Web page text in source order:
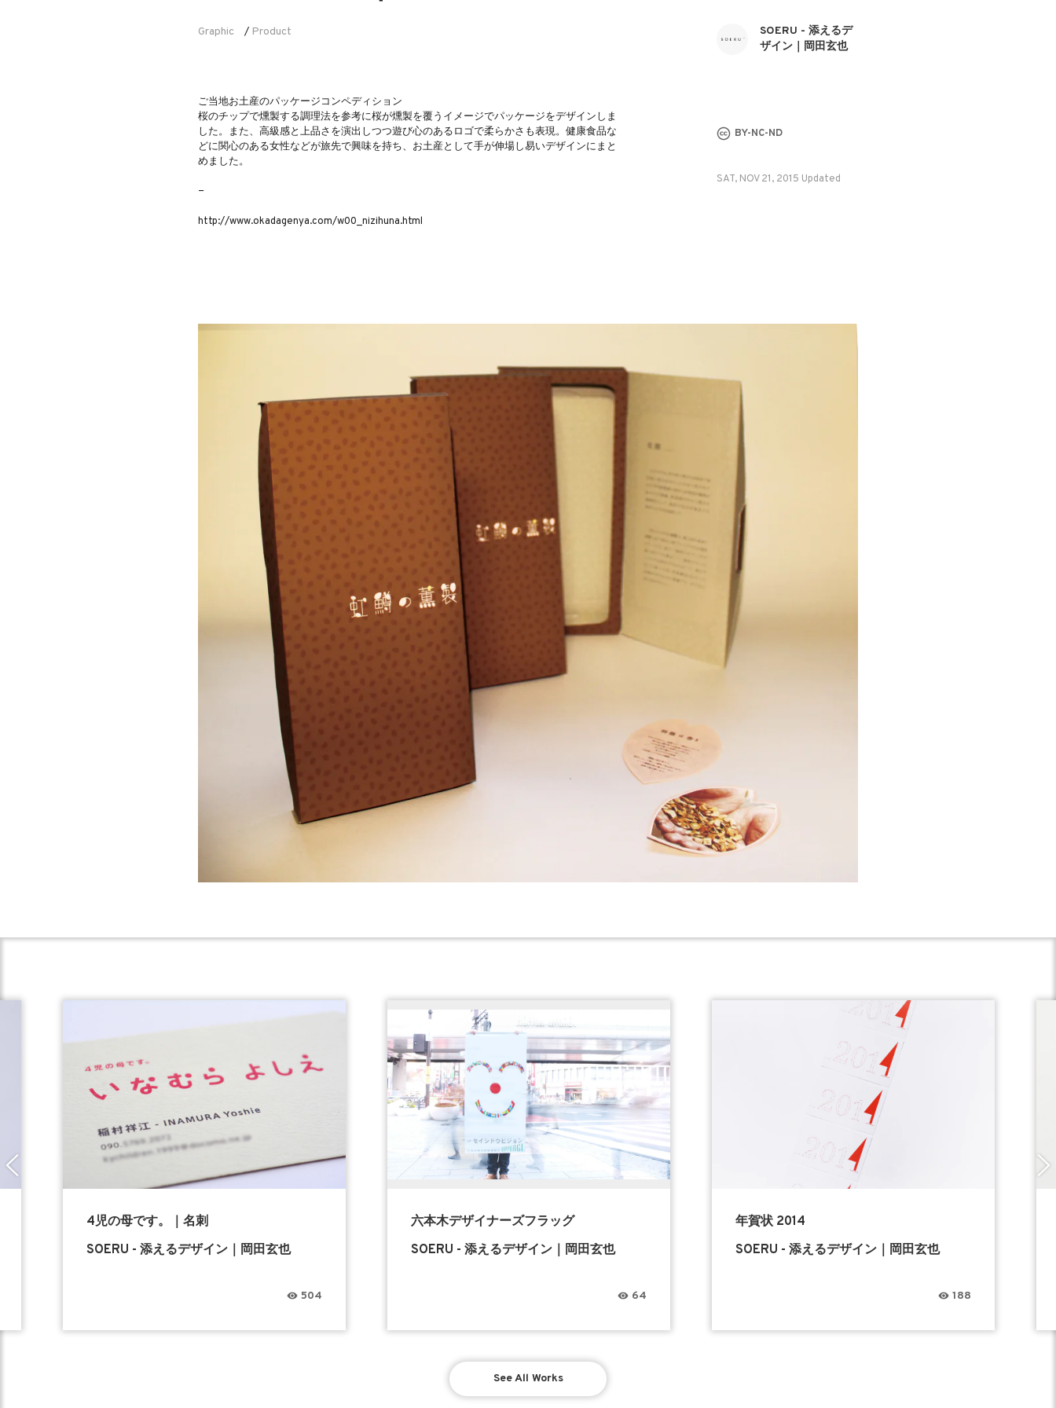
Graphic / Product
SOERU - 添えるデ
ザイン｜岡田玄也
ご当地お土産のパッケージコンペディション
桜のチップで燻製する調理法を参考に桜が燻製を覆うイメージでパッケージをデザインしま
した。また、高級感と上品さを演出しつつ遊び心のあるロゴで柔らかさも表現。健康食品な
どに関心のある女性などが旅先で興味を持ち、お土産として手が伸場し易いデザインにまと
めました。
−
http://www.okadagenya.com/w00_nizihuna.html
BY-NC-ND
SAT, NOV 21, 2015 Updated
4児の母です。｜名刺
SOERU - 添えるデザイン｜岡田玄也
504
六本木デザイナーズフラッグ
SOERU - 添えるデザイン｜岡田玄也
64
年賀状 2014
SOERU - 添えるデザイン｜岡田玄也
188
See All Works